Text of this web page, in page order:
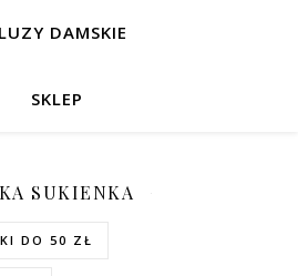
DAMSKIE
SKLEP
SUKIENKA
DO 50 ZŁ